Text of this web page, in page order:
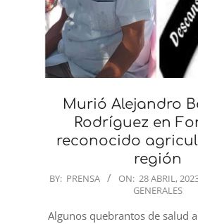
Murió Alejandro
Rodríguez en
reconocido
región
2023-
28
BY: PRENSA ON: 28 ABRIL,
GENERALES
Algunos quebrantos de salud